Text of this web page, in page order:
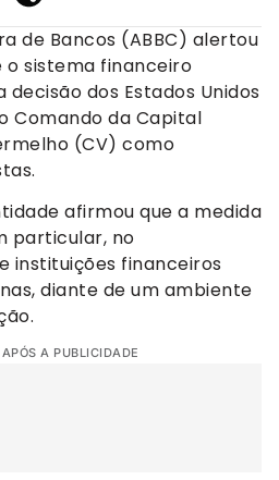
de Bancos (ABBC) alertou
sistema financeiro
dos Estados Unidos
Comando da Capital
(CV) como
afirmou que a medida
particular, no
instituições financeiros
diante de um ambiente
A PUBLICIDADE